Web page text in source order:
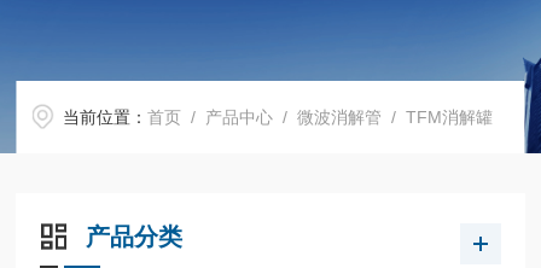
当前位置：首页 / 产品中心 /微波消解管 /TFM消解罐
产品分类